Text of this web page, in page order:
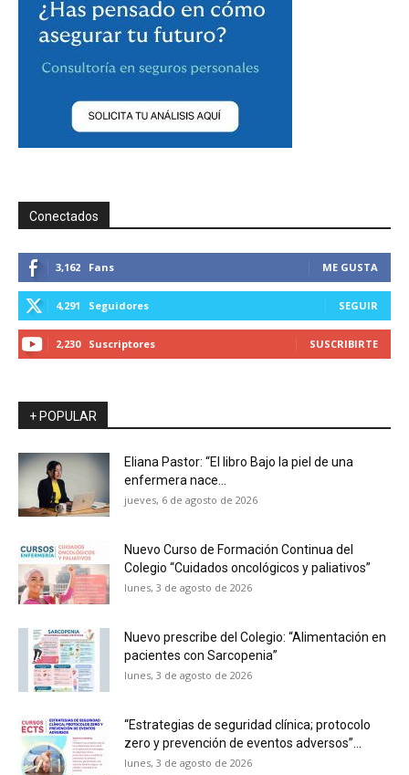
Conectados
3,162 Fans ME GUSTA
4,291 Seguidores SEGUIR
2,230 Suscriptores SUSCRIBIRTE
+ POPULAR
Eliana Pastor: “El libro Bajo la piel de una
enfermera nace...
jueves, 6 de agosto de 2026
Nuevo Curso de Formación Continua del
Colegio “Cuidados oncológicos y paliativos”
lunes, 3 de agosto de 2026
Nuevo prescribe del Colegio: “Alimentación en
pacientes con Sarcopenia”
lunes, 3 de agosto de 2026
“Estrategias de seguridad clínica; protocolo
zero y prevención de eventos adversos”...
lunes, 3 de agosto de 2026